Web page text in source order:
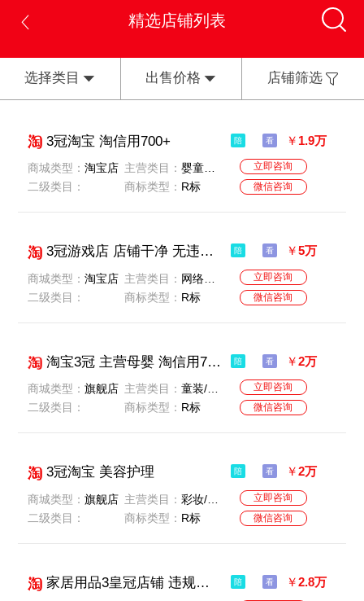
精选店铺列表
选择类目 出售价格 店铺筛选
3冠淘宝 淘信用700+ 陪 看 ￥ 1.9万
商城类型：淘宝店
二级类目：
主营类目：婴童用品
商标类型： R标
立即咨询
微信咨询
3冠游戏店 店铺干净 无违规 无扣分 卖家诚心出售 陪 看 ￥5万
商城类型：淘宝店
二级类目：
主营类目： 网络游戏点卡
商标类型： R标
立即咨询
微信咨询
淘宝3冠 主营母婴 淘信用700+ 陪 看 ￥2万
商城类型：旗舰店
二级类目：
主营类目：童装/婴儿装/亲子装
商标类型： R标
立即咨询
微信咨询
3冠淘宝 美容护理 陪 看 ￥2万
商城类型：旗舰店
二级类目：
主营类目：彩妆/香水/美妆工具
商标类型： R标
立即咨询
微信咨询
家居用品3皇冠店铺 违规干净 好评99+ 淘信用690 陪 看 ￥2.8万